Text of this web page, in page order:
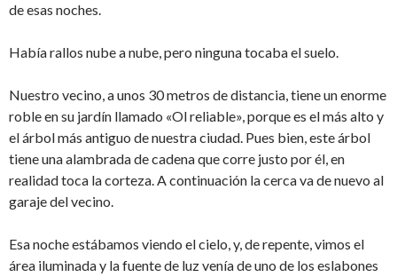
de esas noches.
Había rallos nube a nube, pero ninguna tocaba el suelo.
Nuestro vecino, a unos 30 metros de distancia, tiene un enorme
roble en su jardín llamado «Ol reliable», porque es el más alto y
el árbol más antiguo de nuestra ciudad. Pues bien, este árbol
tiene una alambrada de cadena que corre justo por él, en
realidad toca la corteza. A continuación la cerca va de nuevo al
garaje del vecino.
Esa noche estábamos viendo el cielo, y, de repente, vimos el
área iluminada y la fuente de luz venía de uno de los eslabones